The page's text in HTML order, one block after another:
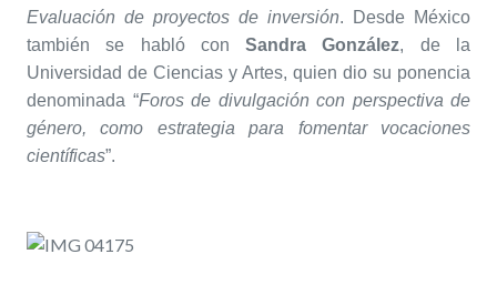
Evaluación de proyectos de inversión. Desde México
también se habló conSandra González, de la
Universidad de Ciencias y Artes, quien dio su ponencia
denominada “Foros de divulgación con perspectiva de
género, como estrategia para fomentar vocaciones
científicas”.